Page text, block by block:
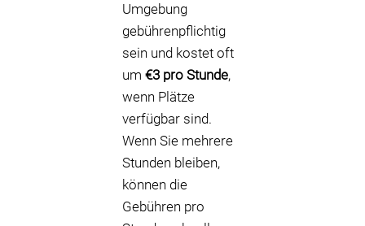
Umgebung
gebührenpflichtig
sein und kostet oft
um €3 pro Stunde,
wenn Plätze
verfügbar sind.
Wenn Sie mehrere
Stunden bleiben,
können die
Gebühren pro